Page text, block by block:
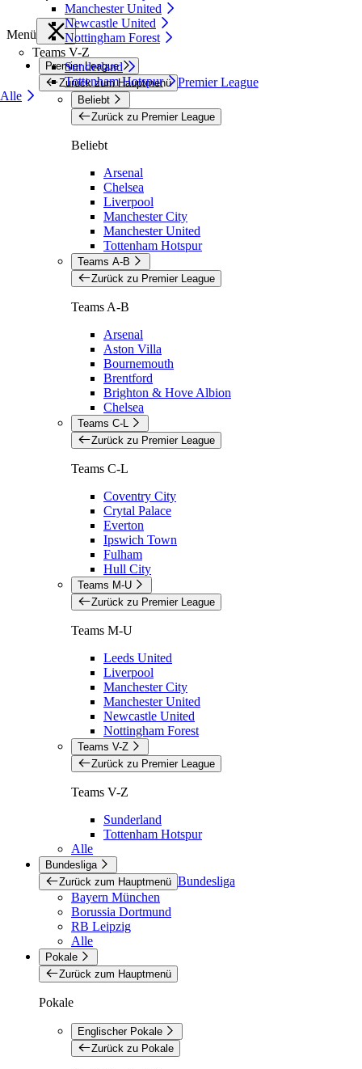
Manchester United
Newcastle United
Nottingham Forest
Teams V-Z
Sunderland
Tottenham Hotspur
Alle
Menü
Premier League
Zurück zum Hauptmenü Premier League
Beliebt
Zurück zu Premier League
Beliebt
Arsenal
Chelsea
Liverpool
Manchester City
Manchester United
Tottenham Hotspur
Teams A-B
Zurück zu Premier League
Teams A-B
Arsenal
Aston Villa
Bournemouth
Brentford
Brighton & Hove Albion
Chelsea
Teams C-L
Zurück zu Premier League
Teams C-L
Coventry City
Crytal Palace
Everton
Ipswich Town
Fulham
Hull City
Teams M-U
Zurück zu Premier League
Teams M-U
Leeds United
Liverpool
Manchester City
Manchester United
Newcastle United
Nottingham Forest
Teams V-Z
Zurück zu Premier League
Teams V-Z
Sunderland
Tottenham Hotspur
Alle
Bundesliga
Zurück zum Hauptmenü Bundesliga
Bayern München
Borussia Dortmund
RB Leipzig
Alle
Pokale
Zurück zum Hauptmenü
Pokale
Englischer Pokale
Zurück zu Pokale